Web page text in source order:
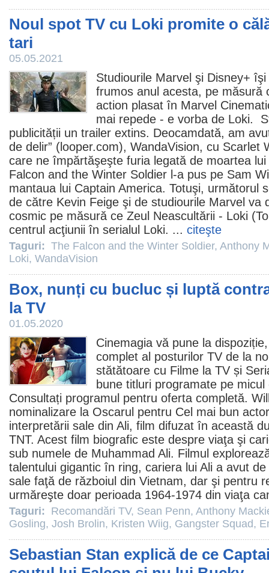
Noul spot TV cu Loki promite o
tari
05.05.2021
Studiourile Marvel şi Disney+
frumos anul acesta, pe măsură
action plasat în Marvel
mai repede - e vorba de Loki.
publicității un trailer extins. Deocamdată, am
de delir” (looper.com), WandaVision, cu Scarlet
care ne împărtăşeşte furia legată de moartea
Falcon and the Winter Soldier l-a pus pe Sam
mantaua lui Captain America. Totuşi, următorul
de către Kevin Feige şi de studiourile Marvel va
cosmic pe măsură ce Zeul Neascultării - Loki (
centrul acţiunii în serialul Loki. ... citeşte
Taguri: The Falcon and the Winter Soldier, Anthony
Loki, WandaVision
Box, nunți cu bucluc și luptă
la TV
01.05.2020
Cinemagia vă pune la
complet al posturilor TV de la
stătătoare cu Filme la TV și
bune titluri programate pe
Consultați programul pentru oferta completă.
nominalizare la Oscarul pentru Cel mai bun
interpretării sale din Ali, film difuzat în această
TNT. Acest film biografic este despre viaţa şi
sub numele de Muhammad Ali. Filmul
talentului gigantic în ring, cariera lui Ali a avut
sale faţă de războiul din Vietnam, dar şi pentru
urmăreşte doar perioada 1964-1974 din viaţa
Taguri: Recomandări TV, Sean Penn, Anthony
Gosling, Josh Brolin, Kristen Wiig, Gangster Squad,
Sebastian Stan explică de ce